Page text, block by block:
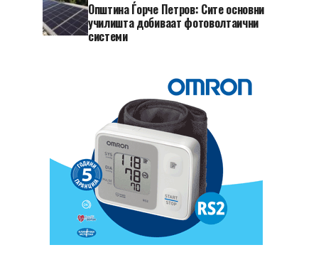
Општина Ѓорче Петров: Сите основни
училишта добиваат фотоволтаични
системи